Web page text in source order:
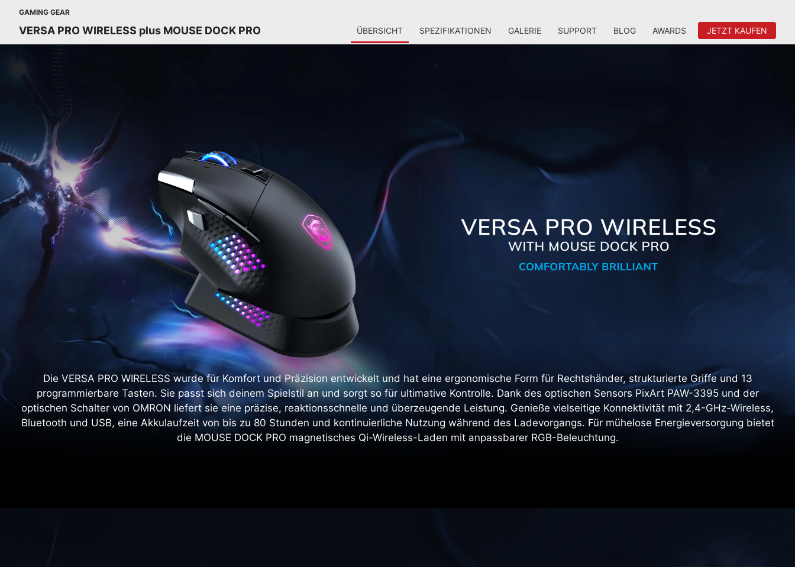
GAMING GEAR
VERSA PRO WIRELESS plus MOUSE DOCK PRO ÜBERSICHT SPEZIFIKATIONEN GALERIE SUPPORT BLOG AWARDS JETZT KAUFEN
Die VERSA PRO WIRELESS wurde für Komfort und Präzision entwickelt und hat eine ergonomische Form für Rechtshänder, strukturierte Griffe und 13
programmierbare Tasten. Sie passt sich deinem Spielstil an und sorgt so für ultimative Kontrolle. Dank des optischen Sensors PixArt PAW-3395 und der
optischen Schalter von OMRON liefert sie eine präzise, reaktionsschnelle und überzeugende Leistung. Genieße vielseitige Konnektivität mit 2,4-GHz-Wireless,
Bluetooth und USB, eine Akkulaufzeit von bis zu 80 Stunden und kontinuierliche Nutzung während des Ladevorgangs. Für mühelose Energieversorgung bietet
die MOUSE DOCK PRO magnetisches Qi-Wireless-Laden mit anpassbarer RGB-Beleuchtung.